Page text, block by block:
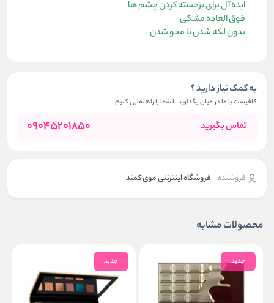
ایده آل برای برجسته کردن چشم ها
فوق العاده مشکی
بدون لکه شدن یا محو شدن
به کمک نیاز دارید ؟
کافیست با ما در میان بگذارید تا شما را راهنمایی کنیم
تماس بگیرید 09045201850
فروشنده: فروشگاه اینترنتی موی کمند
محصولات مشابه
جدید جدید